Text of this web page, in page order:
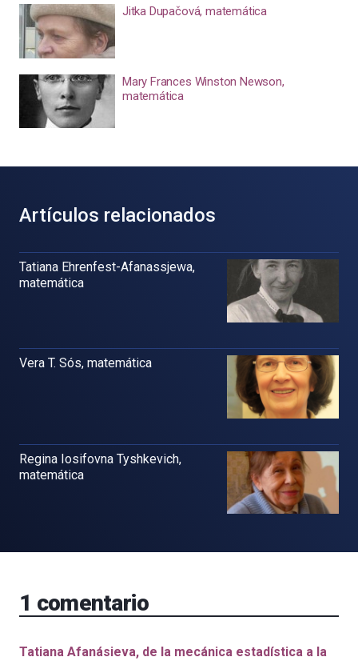
Jitka Dupačová, matemática
Mary Frances Winston Newson,
matemática
Artículos relacionados
Tatiana Ehrenfest-Afanassjewa,
matemática
Vera T. Sós, matemática
Regina Iosifovna Tyshkevich,
matemática
1 comentario
Tatiana Afanásieva, de la mecánica estadística a la